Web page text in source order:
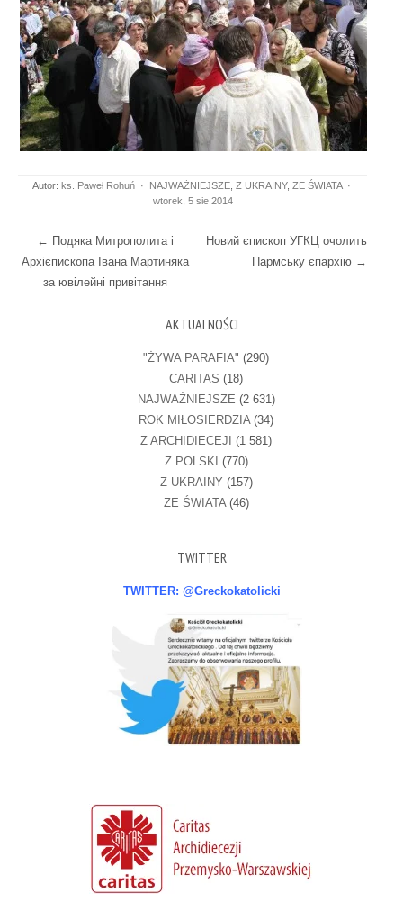
Autor: ks. Paweł Rohuń · NAJWAŻNIEJSZE, Z UKRAINY, ZE ŚWIATA
·
wtorek, 5 sie 2014
Post navigation
← Подяка Митрополита і
Архієпископа Івана Мартиняка
за ювілейні привітання
Новий єпископ УГКЦ очолить
Пармську єпархію →
AKTUALNOŚCI
"ŻYWA PARAFIA" (290)
CARITAS (18)
NAJWAŻNIEJSZE (2 631)
ROK MIŁOSIERDZIA(34)
Z ARCHIDIECEJI (1 581)
Z POLSKI (770)
Z UKRAINY (157)
ZE ŚWIATA(46)
TWITTER
TWITTER: @Greckokatolicki